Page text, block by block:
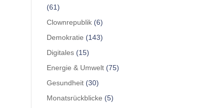
(61)
Clownrepublik (6)
Demokratie (143)
Digitales (15)
Energie & Umwelt (75)
Gesundheit (30)
Monatsrückblicke (5)